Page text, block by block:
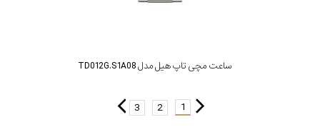
ساعت مچی تاپ هیل مدل TD012G.S1A08
1
2
3